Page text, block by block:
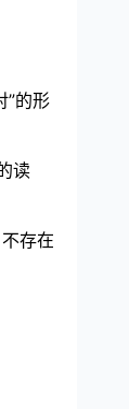
”的形
读
存在